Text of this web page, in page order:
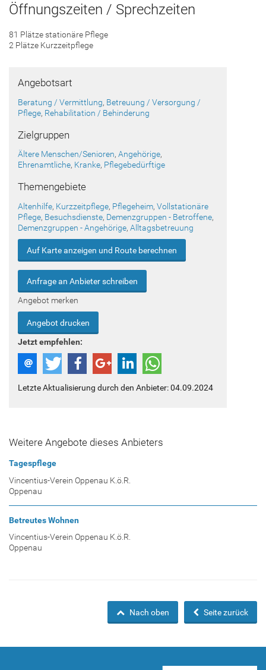
Öffnungszeiten / Sprechzeiten
81 Plätze stationäre Pflege
2 Plätze Kurzzeitpflege
Angebotsart
Beratung / Vermittlung, Betreuung / Versorgung /
Pflege, Rehabilitation / Behinderung
Zielgruppen
Ältere Menschen/Senioren, Angehörige,
Ehrenamtliche, Kranke, Pflegebedürftige
Themengebiete
Altenhilfe, Kurzzeitpflege, Pflegeheim, Vollstationäre
Pflege, Besuchsdienste, Demenzgruppen - Betroffene,
Demenzgruppen - Angehörige, Alltagsbetreuung
Auf Karte anzeigen und Route berechnen
Anfrage an Anbieter schreiben
Angebot merken
Angebot drucken
Jetzt empfehlen:
Letzte Aktualisierung durch den Anbieter: 04.09.2024
Weitere Angebote dieses Anbieters
Tagespflege
Vincentius-Verein Oppenau K.ö.R.
Oppenau
Betreutes Wohnen
Vincentius-Verein Oppenau K.ö.R.
Oppenau
Seite zurück
Nach oben